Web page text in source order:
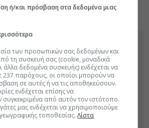
2023 οι τιμές τροφίμων
ή/και πρόσβαση στα δεδομένα μιας
των προσωπικών σας δεδομένων και
τη συσκευή σας (cookie, μοναδικά
άλλα δεδομένα συσκευής) ενδέχεται να
237 παρόχους, οι οποίοι μπορούν να
σε αυτές ή να τις αποθηκεύσουν.
ενδέχεται επίσης να
από αυτόν τον ιστότοπο.
μας ενδέχεται να χρησιμοποιούμε
τοποθεσίας.Λίστα